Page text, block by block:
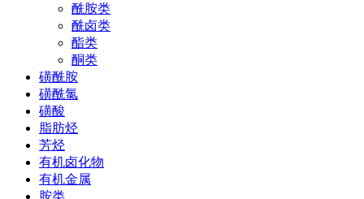
酰胺类
酰卤类
酯类
酮类
磺酰胺
磺酰氯
磺酸
脂肪烃
芳烃
有机卤化物
有机金属
胺类